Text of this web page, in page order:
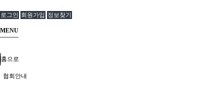
로그인 회원가입 정보찾기
MENU
홈으로
협회안내